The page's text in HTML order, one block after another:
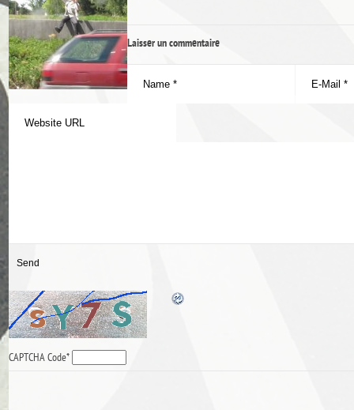
Laisser un commentaire
CAPTCHA Code*